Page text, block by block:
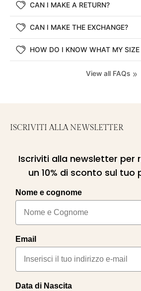
CAN I MAKE A RETURN?
CAN I MAKE THE EXCHANGE?
HOW DO I KNOW WHAT MY SIZE
View all FAQs
ISCRIVITI ALLA NEWSLETTER
Iscriviti alla newsletter per
un 10% di sconto sul tuo
Nome e cognome
Email
Data di Nascita